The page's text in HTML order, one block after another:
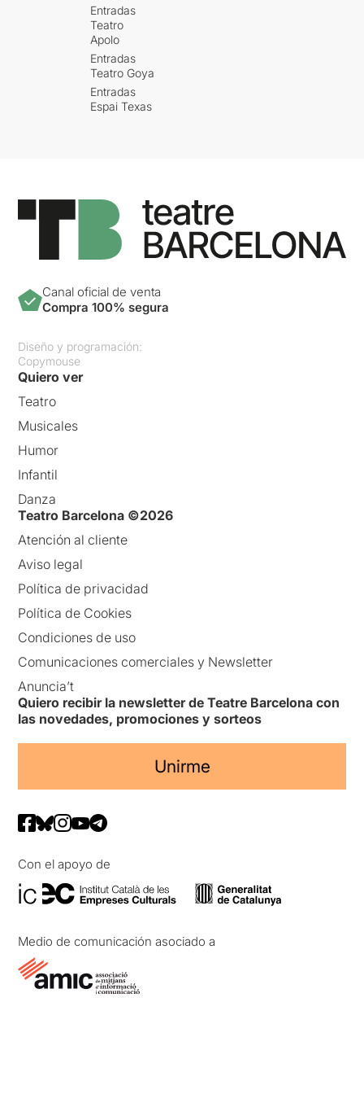
Entradas
Teatro
Apolo
Entradas
Teatro Goya
Entradas
Espai Texas
Canal oficial de venta
Compra 100% segura
Diseño y programación:
Copymouse
Quiero ver
Teatro
Musicales
Humor
Infantil
Danza
Teatro Barcelona ©2026
Atención al cliente
Aviso legal
Política de privacidad
Política de Cookies
Condiciones de uso
Comunicaciones comerciales y Newsletter
Anuncia’t
Quiero recibir la newsletter de Teatre Barcelona con
las novedades, promociones y sorteos
Unirme
Con el apoyo de
Medio de comunicación asociado a